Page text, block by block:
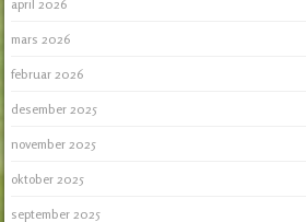
april 2026
mars 2026
februar 2026
desember 2025
november 2025
oktober 2025
september 2025